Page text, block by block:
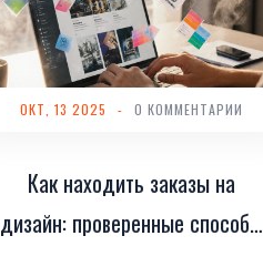
Как находить заказы на
дизайн: проверенные способы
ОКТ, 13 2025 - 0 КОММЕНТАРИИ